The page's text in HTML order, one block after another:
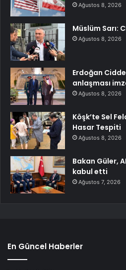
Ağustos 8, 2026
Müslüm Sarı:
Ağustos 8, 2026
Erdoğan
anlaşması
Ağustos 8, 2026
Köşk’te Sel
Hasar Tespiti
Ağustos 8, 2026
Bakan Güler,
kabul etti
Ağustos 7, 2026
En Güncel Haberler